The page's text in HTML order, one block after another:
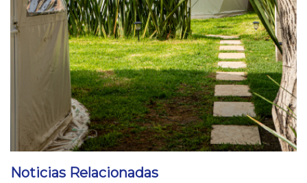
Noticias Relacionadas